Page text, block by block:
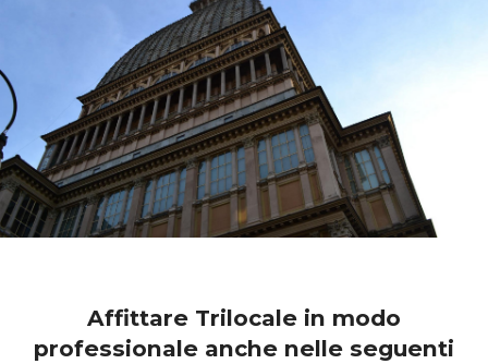
Affittare Trilocale in modo
professionale anche nelle seguenti